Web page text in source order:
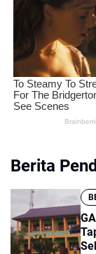
Berita